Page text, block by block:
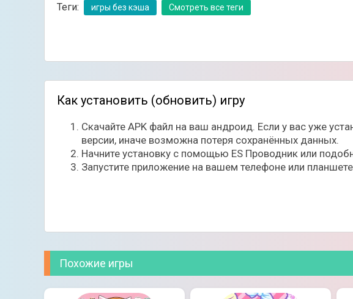
сценок. Здесь так же представлено немало возможностей
причёски героя и заканчивая одеждой. Все персонажи и
истории.
Особенности игры:
Редактор бэкраунда и персонажей;
Большое разнообразие игровых сцен;
Возможность добавлять текст и создавать диалоги;
Теги: игры без кэша Смотреть все теги
Как установить (обновить) игру
Скачайте APK файл на ваш андроид. Если у вас уже
версии, иначе возможна потеря сохранённых данных.
Начните установку с помощью ES Проводник или
Запустите приложение на вашем телефоне или планшете
Похожие игры